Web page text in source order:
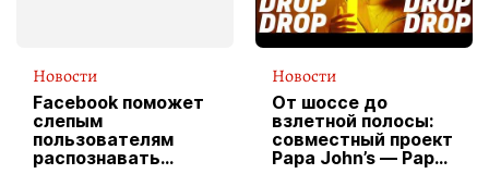
Новости
Facebook поможет
слепым
пользователям
распознавать
Новости
От шоссе до
взлетной полосы:
совместный проект
Papa John’s — Papa